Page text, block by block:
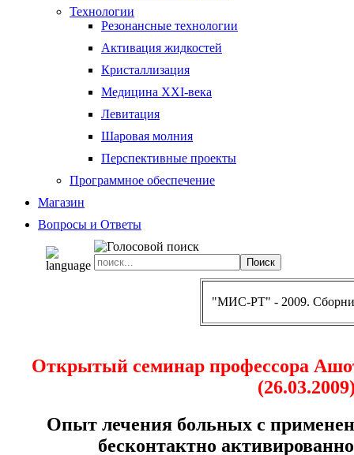
Технологии
Резонансные технологии
Активация жидкостей
Кристаллизация
Медицина XXI-века
Левитация
Шаровая молния
Перспективные проекты
Программное обеспечение
Магазин
Вопросы и Ответы
"МИС-РТ" - 2009.
Открытый семинар профессора
Опыт лечения больных с
бесконтактно